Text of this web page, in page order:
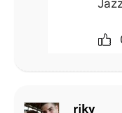
riky